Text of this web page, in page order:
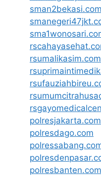
sman2bekasi.com
rsumalikasim.com
polresjakarta.com
polresdago.com
polresbanten.com